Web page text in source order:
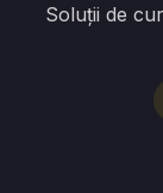
Soluții de